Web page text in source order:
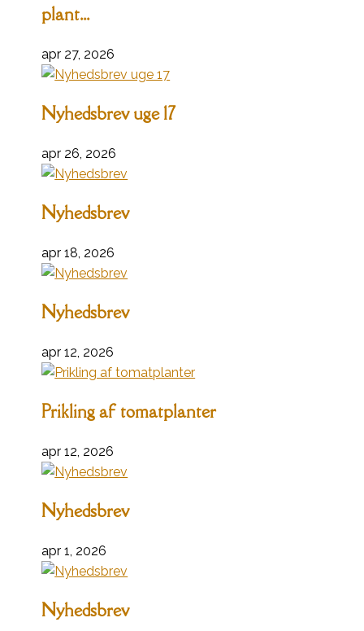
plant...
apr 27, 2026
Nyhedsbrev uge 17
apr 26, 2026
Nyhedsbrev
apr 18, 2026
Nyhedsbrev
apr 12, 2026
Prikling af tomatplanter
apr 12, 2026
Nyhedsbrev
apr 1, 2026
Nyhedsbrev